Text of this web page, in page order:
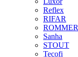
Reflex
RIFAR
ROMMER
Sanha
STOUT
Tecofi